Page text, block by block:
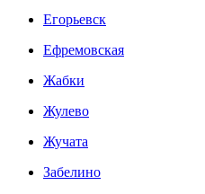
Егорьевск
Ефремовская
Жабки
Жулево
Жучата
Забелино